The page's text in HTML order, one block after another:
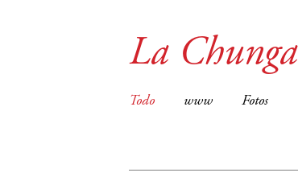
La Chunga
Todo www Fotos